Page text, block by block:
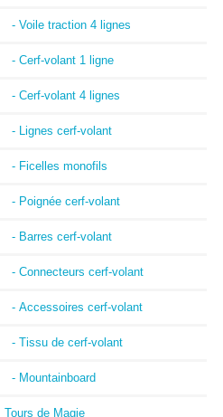
- Voile traction 4 lignes
- Cerf-volant 1 ligne
- Cerf-volant 4 lignes
- Lignes cerf-volant
- Ficelles monofils
- Poignée cerf-volant
- Barres cerf-volant
- Connecteurs cerf-volant
- Accessoires cerf-volant
- Tissu de cerf-volant
- Mountainboard
Tours de Magie